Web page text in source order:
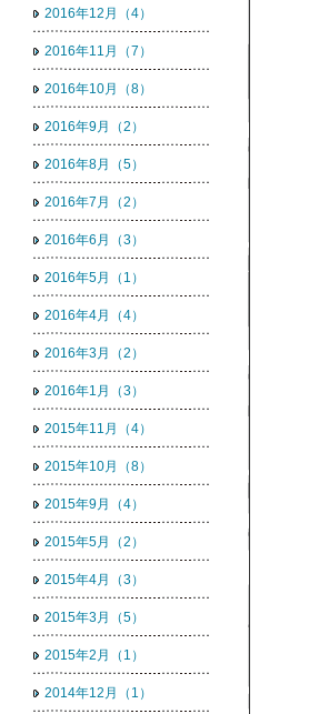
2016年12月（4）
2016年11月（7）
2016年10月（8）
2016年9月（2）
2016年8月（5）
2016年7月（2）
2016年6月（3）
2016年5月（1）
2016年4月（4）
2016年3月（2）
2016年1月（3）
2015年11月（4）
2015年10月（8）
2015年9月（4）
2015年5月（2）
2015年4月（3）
2015年3月（5）
2015年2月（1）
2014年12月（1）